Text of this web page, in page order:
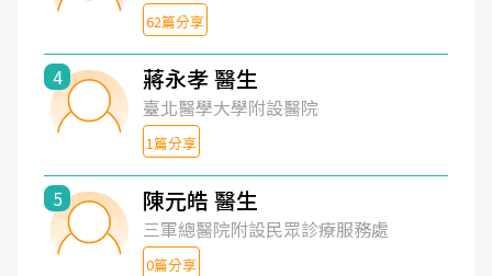
62篇分享
4 蔣永孝 醫生
臺北醫學大學附設醫院
1篇分享
5 陳元皓 醫生
三軍總醫院附設民眾診療服務處
0篇分享